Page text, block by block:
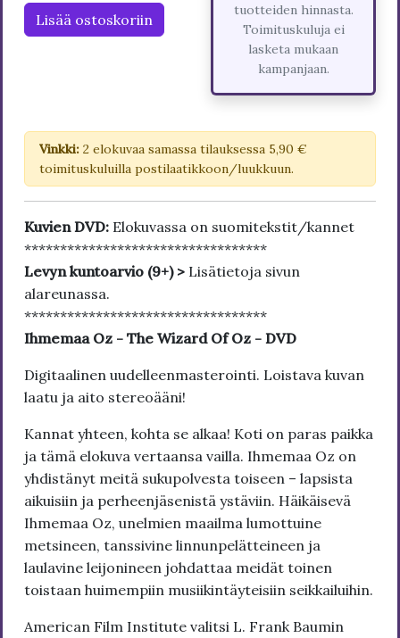
Lisää ostoskoriin
tuotteiden hinnasta.
Toimituskuluja ei
lasketa mukaan
kampanjaan.
Vinkki: 2 elokuvaa samassa tilauksessa 5,90 €
toimituskuluilla postilaatikkoon/luukkuun.
Kuvien DVD: Elokuvassa on suomitekstit/kannet
**********************************
Levyn kuntoarvio (9+) > Lisätietoja sivun
alareunassa.
**********************************
Ihmemaa Oz - The Wizard Of Oz - DVD
Digitaalinen uudelleenmasterointi. Loistava kuvan
laatu ja aito stereoääni!
Kannat yhteen, kohta se alkaa! Koti on paras paikka
ja tämä elokuva vertaansa vailla. Ihmemaa Oz on
yhdistänyt meitä sukupolvesta toiseen – lapsista
aikuisiin ja perheenjäsenistä ystäviin. Häikäisevä
Ihmemaa Oz, unelmien maailma lumottuine
metsineen, tanssivine linnunpelätteineen ja
laulavine leijonineen johdattaa meidät toinen
toistaan huimempiin musiikintäyteisiin seikkailuihin.
American Film Institute valitsi L. Frank Baumin